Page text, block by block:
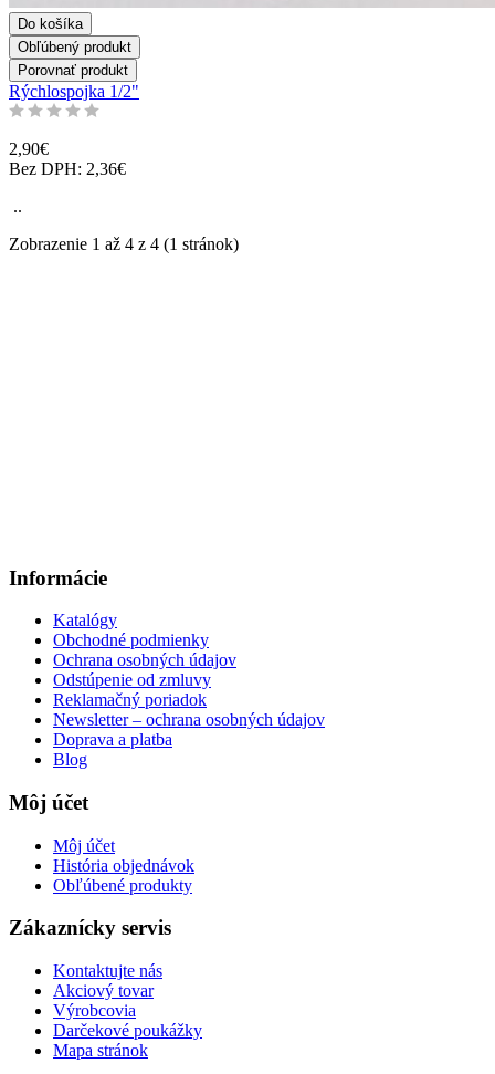
Do košíka
Obľúbený produkt
Porovnať produkt
Rýchlospojka 1/2"
2,90€
Bez DPH: 2,36€
..
Zobrazenie 1 až 4 z 4 (1 stránok)
Informácie
Katalógy
Obchodné podmienky
Ochrana osobných údajov
Odstúpenie od zmluvy
Reklamačný poriadok
Newsletter – ochrana osobných údajov
Doprava a platba
Blog
Môj účet
Môj účet
História objednávok
Obľúbené produkty
Zákaznícky servis
Kontaktujte nás
Akciový tovar
Výrobcovia
Darčekové poukážky
Mapa stránok